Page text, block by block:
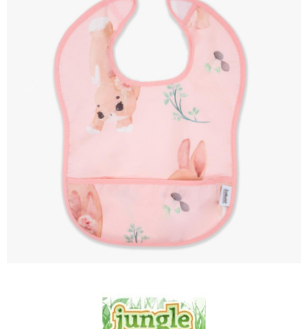
Kreveci, ljuljaške i ležaljke
Kadice, noše i adapteri
Hranilice, flašice i cucle
Monitori, Ogradice i tricikli
Odeća i obuća
Igračke za bebe i decu